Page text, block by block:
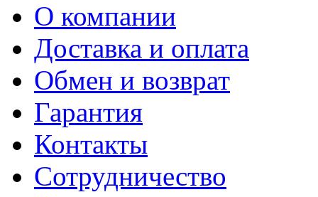
О компании
Доставка и оплата
Обмен и возврат
Гарантия
Контакты
Сотрудничество